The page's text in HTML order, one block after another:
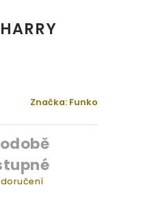
Značka: Funko